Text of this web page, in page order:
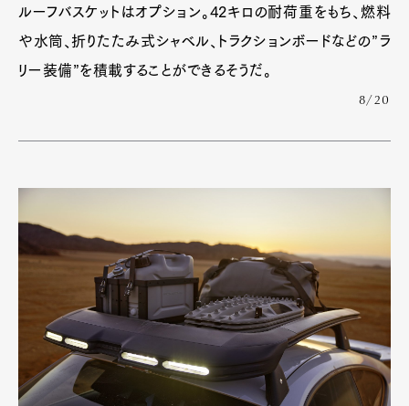
Official Columnist
About
Contact
ルーフバスケットはオプション。42キロの耐荷重をもち、燃料
や水筒、折りたたみ式シャベル、トラクションボードなどの”ラ
リー装備”を積載することができるそうだ。
8/20